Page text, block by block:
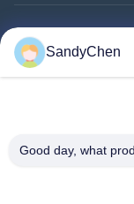
त्वरित लिंक
घर
वीडियो
SandyChen
Good day, what